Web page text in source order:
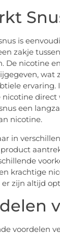
is
zakje
De nicotine
wat
nicotine
een
nicotine.
in
krachtige
zijn altijd
voordelen